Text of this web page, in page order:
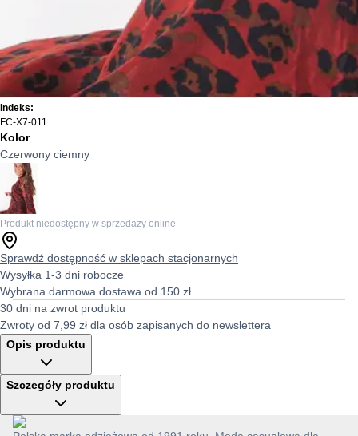
Indeks:
FC-X7-011
Kolor
Czerwony ciemny
Produkt niedostępny w sprzedaży online
Sprawdź dostępność w sklepach stacjonarnych
Wysyłka 1-3 dni robocze
Wybrana darmowa dostawa od 150 zł
30 dni na zwrot produktu
Zwroty od 7,99 zł dla osób zapisanych do newslettera
Opis produktu
Szczegóły produktu